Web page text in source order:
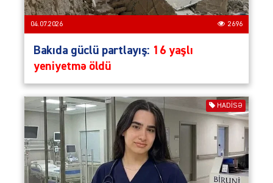
04.07.2026 2696
Bakıda güclü partlayış: 16 yaşlı
yeniyetmə öldü
HADISƏ